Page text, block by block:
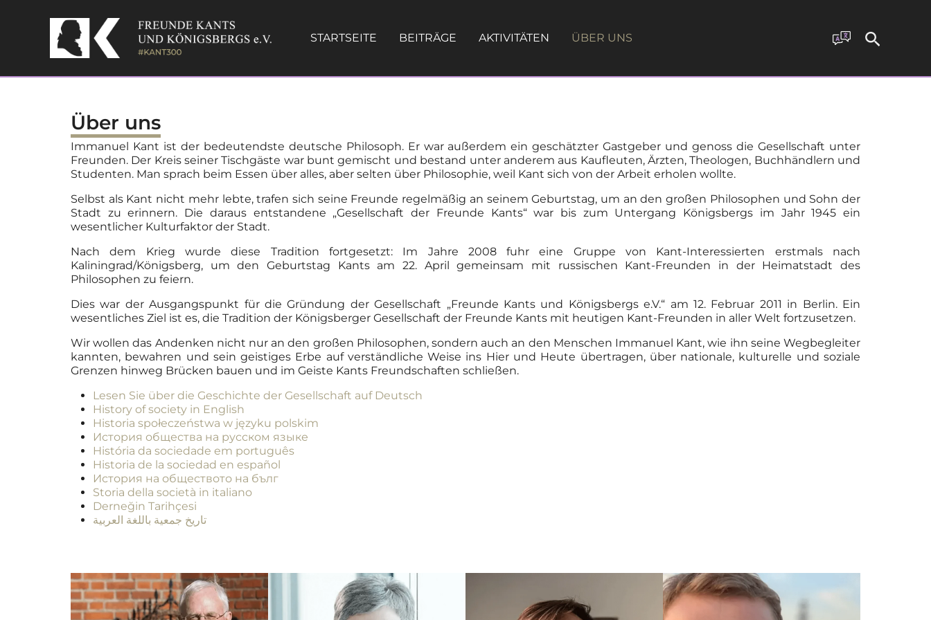
STARTSEITE BEITRÄGE AKTIVITÄTEN ÜBER UNS
Über uns
Immanuel Kant ist der bedeutendste deutsche Philosoph. Er war außerdem ein geschätzter Gastgeber und genoss die Gesellschaft unter
Freunden. Der Kreis seiner Tischgäste war bunt gemischt und bestand unter anderem aus Kaufleuten, Ärzten, Theologen, Buchhändlern und
Studenten. Man sprach beim Essen über alles, aber selten über Philosophie, weil Kant sich von der Arbeit erholen wollte.
Selbst als Kant nicht mehr lebte, trafen sich seine Freunde regelmäßig an seinem Geburtstag, um an den großen Philosophen und Sohn der
Stadt zu erinnern. Die daraus entstandene „Gesellschaft der Freunde Kants“ war bis zum Untergang Königsbergs im Jahr 1945 ein
wesentlicher Kulturfaktor der Stadt.
Nach dem Krieg wurde diese Tradition fortgesetzt: Im Jahre 2008 fuhr eine Gruppe von Kant-Interessierten erstmals nach
Kaliningrad/Königsberg, um den Geburtstag Kants am 22. April gemeinsam mit russischen Kant-Freunden in der Heimatstadt des
Philosophen zu feiern.
Dies war der Ausgangspunkt für die Gründung der Gesellschaft „Freunde Kants und Königsbergs e.V.“ am 12. Februar 2011 in Berlin. Ein
wesentliches Ziel ist es, die Tradition der Königsberger Gesellschaft der Freunde Kants mit heutigen Kant-Freunden in aller Welt fortzusetzen.
Wir wollen das Andenken nicht nur an den großen Philosophen, sondern auch an den Menschen Immanuel Kant, wie ihn seine Wegbegleiter
kannten, bewahren und sein geistiges Erbe auf verständliche Weise ins Hier und Heute übertragen, über nationale, kulturelle und soziale
Grenzen hinweg Brücken bauen und im Geiste Kants Freundschaften schließen.
Lesen Sie über die Geschichte der Gesellschaft auf Deutsch
History of society in English
Historia społeczeństwa w języku polskim
История общества на русском языке
História da sociedade em português
Historia de la sociedad en español
История на обществото на бълг
Storia della società in italiano
Derneğin Tarihçesi
تاريخ جمعية باللغة العربية